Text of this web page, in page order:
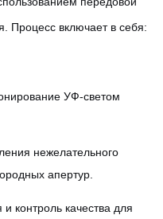
Процесс включает в себя:
УФ-светом
нежелательного
апертур.
контроль качества для